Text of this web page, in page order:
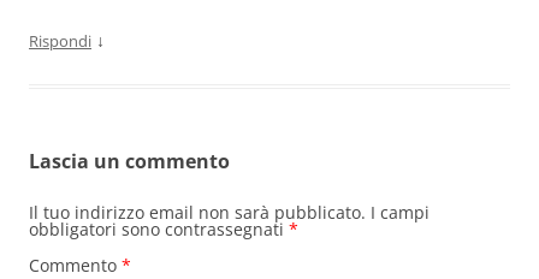
Rispondi ↓
Lascia un commento
Il tuo indirizzo email non sarà pubblicato. I campi
obbligatori sono contrassegnati *
Commento *